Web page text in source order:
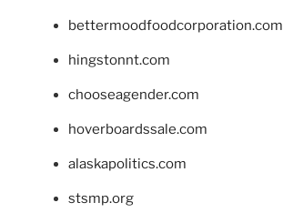
bettermoodfoodcorporation.com
hingstonnt.com
chooseagender.com
hoverboardssale.com
alaskapolitics.com
stsmp.org